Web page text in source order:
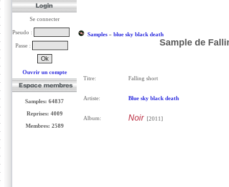
Se connecter
Pseudo :
Passe :
Ouvrir un compte
Samples: 64837
Reprises: 4009
Membres: 2589
Samples» blue sky black death
Sample de
Titre: Falling short
Artiste: Blue sky black death
Album: Noir[2011]